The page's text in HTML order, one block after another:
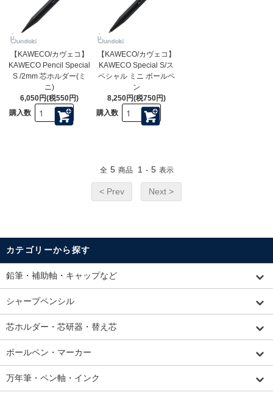
【KAWECO/カヴェコ】
KAWECO Pencil Special
S /2mm 芯ホルダー(ミ
ニ)
6,050円(税550円)
購入数
【KAWECO/カヴェコ】
KAWECO Special S/ス
ペシャル ミニ ボールペ
ン
8,250円(税750円)
購入数
全 5 商品 1 - 5 表示
< Prev Next >
カテゴリーから探す
鉛筆・補助軸・キャップなど
シャープペンシル
芯ホルダー・芯研器・替え芯
ボールペン・マーカー
万年筆・ペン軸・インク